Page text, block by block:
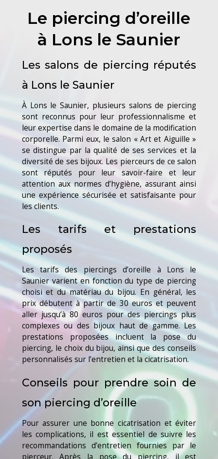
Le piercing d’oreille
à Lons le Saunier
Les salons de piercing réputés
à Lons le Saunier
À Lons le Saunier, plusieurs salons de piercing
sont reconnus pour leur professionnalisme et
leur expertise dans le domaine de la modification
corporelle. Parmi eux, le salon « Art et Aiguille »
se distingue par la qualité de ses services et la
diversité de ses bijoux. Les pierceurs de ce salon
sont réputés pour leur savoir-faire et leur
attention aux normes d’hygiène, assurant ainsi
une expérience sécurisée et satisfaisante pour
les clients.
Les tarifs et prestations
proposés
Les tarifs des piercings d’oreille à Lons le
Saunier varient en fonction du type de piercing
choisi et du matériau du bijou. En général, les
prix débutent à partir de 30 euros et peuvent
aller jusqu’à 80 euros pour des piercings plus
complexes ou des bijoux haut de gamme. Les
prestations proposées incluent la pose du
piercing, le choix du bijou, ainsi que des conseils
personnalisés sur l’entretien et la cicatrisation.
Conseils pour prendre soin de
son piercing d’oreille
Pour assurer une bonne cicatrisation et éviter
les complications, il est essentiel de suivre les
recommandations d’entretien fournies par le
pierceur. Après la pose du piercing, il est